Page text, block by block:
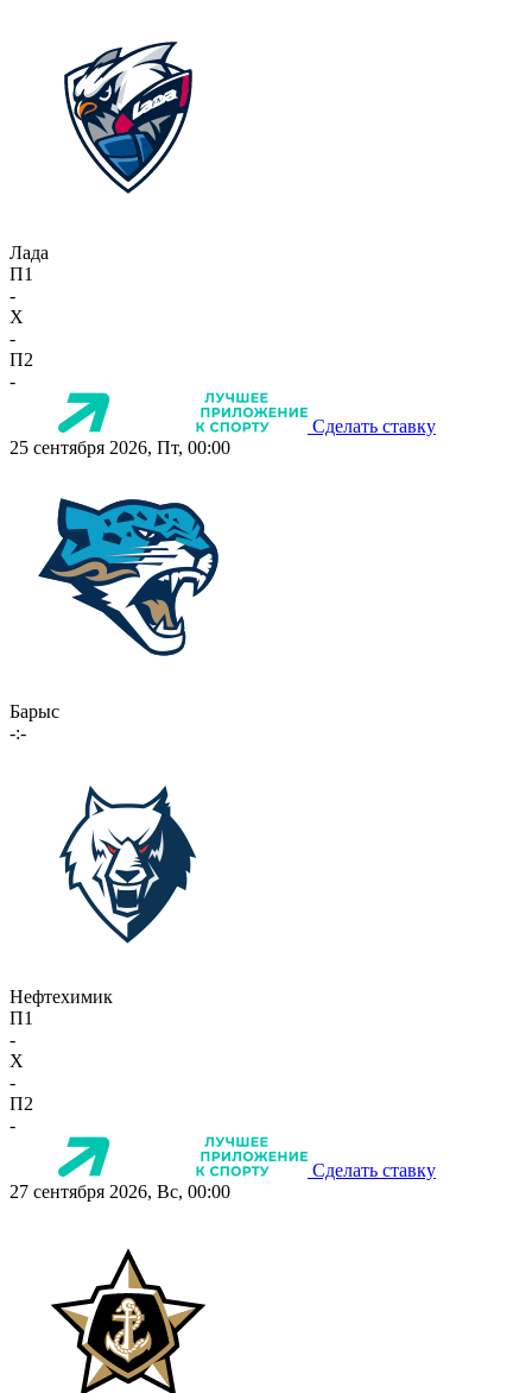
Лада
П1
-
X
-
П2
-
Сделать ставку
25 сентября 2026, Пт, 00:00
Барыс
-:-
Нефтехимик
П1
-
X
-
П2
-
Сделать ставку
27 сентября 2026, Вс, 00:00